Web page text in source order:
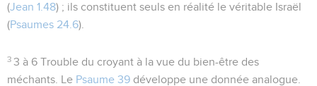
(Jean 1.48) ; ils constituent seuls en réalité le véritable Israël
(Psaumes 24.6).
3 3 à 6 Trouble du croyant à la vue du bien-être des
méchants. Le Psaume 39 développe une donnée analogue.